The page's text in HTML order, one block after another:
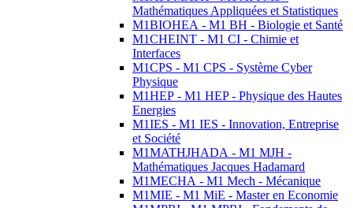
Mathématiques Appliquées et Statistiques
M1BIOHEA - M1 BH - Biologie et Santé
M1CHEINT - M1 CI - Chimie et
Interfaces
M1CPS - M1 CPS - Système Cyber
Physique
M1HEP - M1 HEP - Physique des Hautes
Energies
M1IES - M1 IES - Innovation, Entreprise
et Société
M1MATHJHADA - M1 MJH -
Mathématiques Jacques Hadamard
M1MECHA - M1 Mech - Mécanique
M1MIE - M1 MiE - Master en Economie